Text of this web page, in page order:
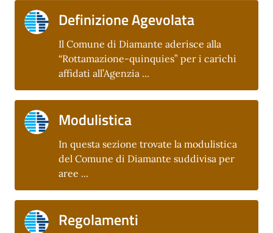
Definizione Agevolata
Il Comune di Diamante aderisce alla
“Rottamazione-quinquies” per i carichi
affidati all’Agenzia ...
Modulistica
In questa sezione trovate la modulistica
del Comune di Diamante suddivisa per
aree ...
Regolamenti